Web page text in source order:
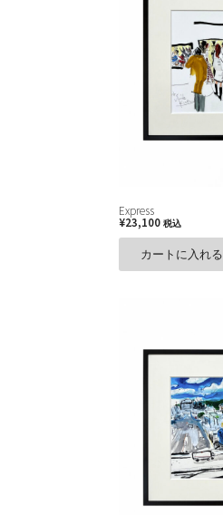
Express
¥23,100 税込
カートに入れる